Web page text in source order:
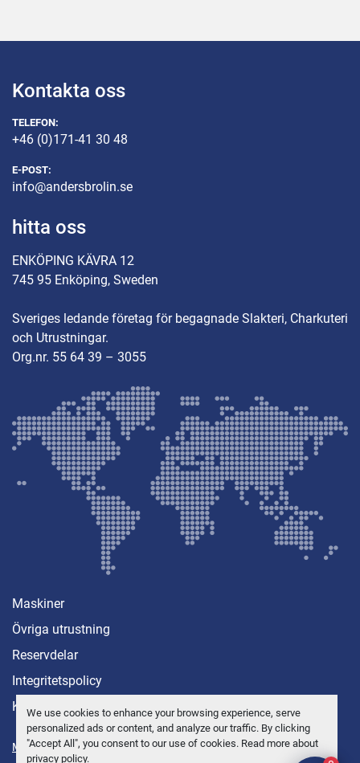
We use cookies to enhance your browsing experience, serve
personalized ads or content, and analyze our traffic. By clicking
"Accept All", you consent to our use of cookies. Read more about
privacy policy.
Kontakta oss
TELEFON:
+46 (0)171-41 30 48
E-POST:
info@andersbrolin.se
hitta oss
ENKÖPING KÄVRA 12
745 95 Enköping, Sweden
Sveriges ledande företag för begagnade Slakteri, Charkuteri
och Utrustningar.
Org.nr. 55 64 39 – 3055
Maskiner
Övriga utrustning
Reservdelar
Integritetspolicy
Kontakt
Manage Cookies